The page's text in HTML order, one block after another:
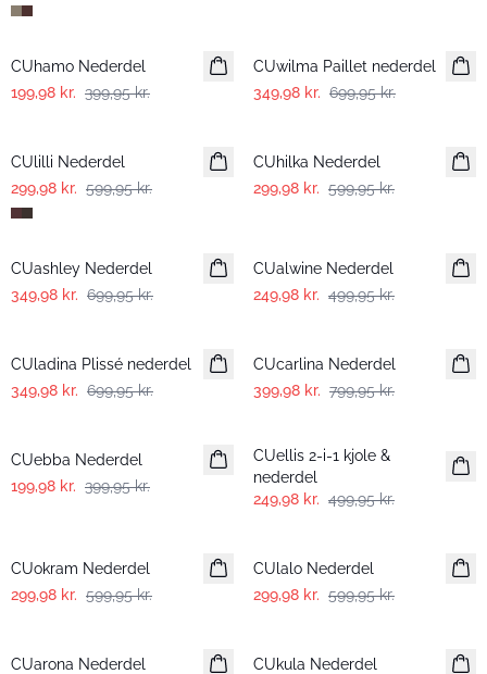
-50%
CUhamo Nederdel
199,98 kr. 399,95 kr.
CUwilma Paillet nederdel
349,98 kr. 699,95 kr.
CUlilli Nederdel
299,98 kr. 599,95 kr.
CUhilka Nederdel
299,98 kr. 599,95 kr.
-50%
CUashley Nederdel
349,98 kr. 699,95 kr.
CUalwine Nederdel
249,98 kr. 499,95 kr.
CUladina Plissé nederdel
349,98 kr. 699,95 kr.
CUcarlina Nederdel
399,98 kr. 799,95 kr.
CUebba Nederdel
199,98 kr. 399,95 kr.
CUellis 2-i-1 kjole &
nederdel
249,98 kr. 499,95 kr.
CUokram Nederdel
299,98 kr. 599,95 kr.
CUlalo Nederdel
299,98 kr. 599,95 kr.
CUarona Nederdel
CUkula Nederdel